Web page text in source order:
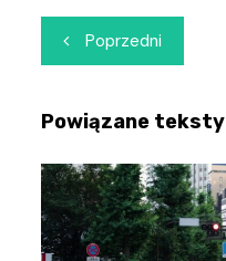
Nawigacja
wpisu
Poprzedni
Powiązane teksty